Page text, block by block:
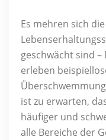
Es mehren sich
geschwächt sind
erleben
ist zu erwarten,
häufiger und
alle Bereiche der